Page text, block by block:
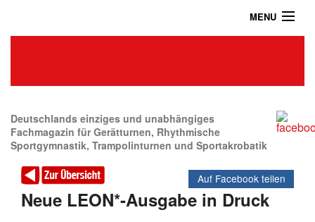
MENU
Abonnieren
Shop
Über uns
Kontakt / Impressum / Datenschutz
Deutschlands einziges und unabhängiges
Fachmagazin für Gerätturnen, Rhythmische
Sportgymnastik, Trampolinturnen und Sportakrobatik
Auf Facebook teilen
Neue LEON*-Ausgabe in Druck